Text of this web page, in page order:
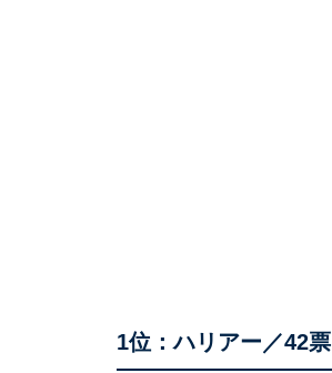
1位：ハリアー／42票